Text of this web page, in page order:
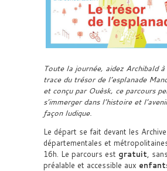
Toute la journée, aidez Archibald
trace du trésor de l’esplanade
et conçu par Ouèsk, ce parcours
s’immerger dans l’histoire et
façon ludique.
Le départ se fait devant les
départementales et
16h. Le parcours est gratuit,
préalable et accessible aux